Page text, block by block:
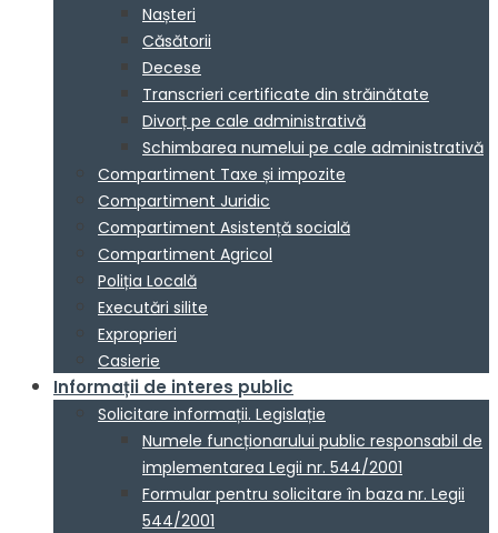
Nașteri
Căsătorii
Decese
Transcrieri certificate din străinătate
Divorț pe cale administrativă
Schimbarea numelui pe cale administrativă
Compartiment Taxe și impozite
Compartiment Juridic
Compartiment Asistență socială
Compartiment Agricol
Poliția Locală
Executări silite
Exproprieri
Casierie
Informații de interes public
Solicitare informații. Legislație
Numele funcționarului public responsabil de
implementarea Legii nr. 544/2001
Formular pentru solicitare în baza nr. Legii
544/2001